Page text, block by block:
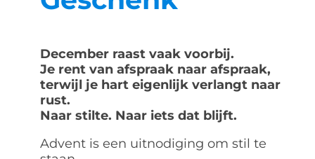
December raast vaak voorbij.
Je rent van afspraak naar afspraak,
terwijl je hart eigenlijk verlangt naar
rust.
Naar stilte. Naar iets dat blijft.
Advent is een uitnodiging om stil te